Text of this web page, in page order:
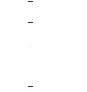
–
–
–
–